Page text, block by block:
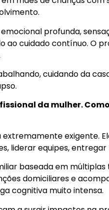
profunda,
cuidado contínuo. O
cuidando da
da mulher.
exigente.
liderar equipes, entregar
baseada em múltiplas
domiciliares e
cognitiva muito intensa.
Lápis de
Prova D’água
Duração